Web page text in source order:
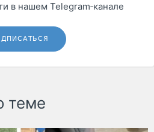
в нашем Telegram‑канале
теме